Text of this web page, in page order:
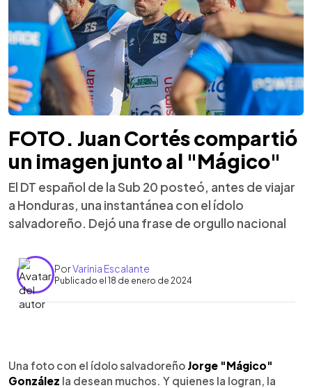
FOTO. Juan Cortés compartió
un imagen junto al "Mágico"
El DT español de la Sub 20 posteó, antes de viajar
a Honduras, una instantánea con el ídolo
salvadoreño. Dejó una frase de orgullo nacional
PorVarinia Escalante
Publicado el 18 de enero de 2024
Escuchar artículo
Una foto con el ídolo salvadoreño Jorge "Mágico"
González la desean muchos. Y quienes la logran, la